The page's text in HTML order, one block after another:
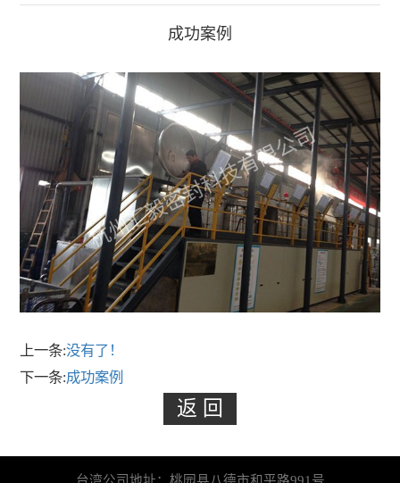
成功案例
上一条:没有了！
下一条:成功案例